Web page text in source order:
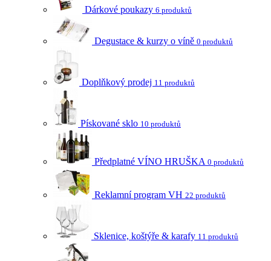
Dárkové poukazy 6 produktů
Degustace & kurzy o víně 0 produktů
Doplňkový prodej 11 produktů
Pískované sklo 10 produktů
Předplatné VÍNO HRUŠKA 0 produktů
Reklamní program VH 22 produktů
Sklenice, koštýře & karafy 11 produktů